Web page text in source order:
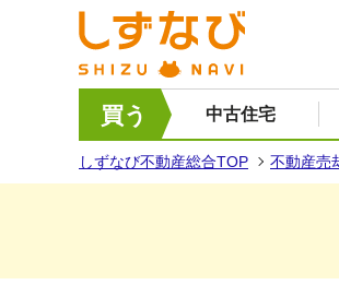
買う 中古住宅
しずなび不動産総合TOP 不動産売